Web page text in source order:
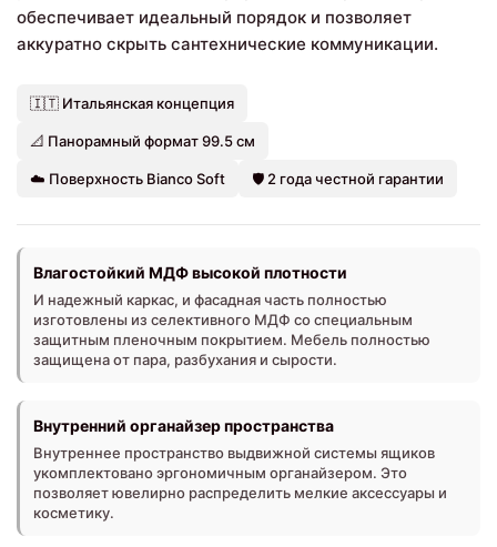
обеспечивает идеальный порядок и позволяет
аккуратно скрыть сантехнические коммуникации.
🇮🇹 Итальянская концепция
📐 Панорамный формат 99.5 см
☁️ Поверхность Bianco Soft 🛡️ 2 года честной гарантии
Влагостойкий МДФ высокой плотности
И надежный каркас, и фасадная часть полностью
изготовлены из селективного МДФ со специальным
защитным пленочным покрытием. Мебель полностью
защищена от пара, разбухания и сырости.
Внутренний органайзер пространства
Внутреннее пространство выдвижной системы ящиков
укомплектовано эргономичным органайзером. Это
позволяет ювелирно распределить мелкие аксессуары и
косметику.